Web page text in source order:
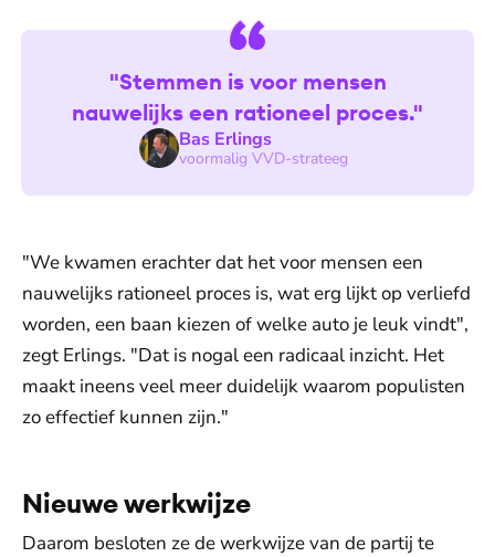
Bas Erlings
voormalig VVD-strateeg
"Stemmen is voor mensen
nauwelijks een rationeel proces."
"We kwamen erachter dat het voor mensen een
nauwelijks rationeel proces is, wat erg lijkt op verliefd
worden, een baan kiezen of welke auto je leuk vindt",
zegt Erlings. "Dat is nogal een radicaal inzicht. Het
maakt ineens veel meer duidelijk waarom populisten
zo effectief kunnen zijn."
Nieuwe werkwijze
Daarom besloten ze de werkwijze van de partij te